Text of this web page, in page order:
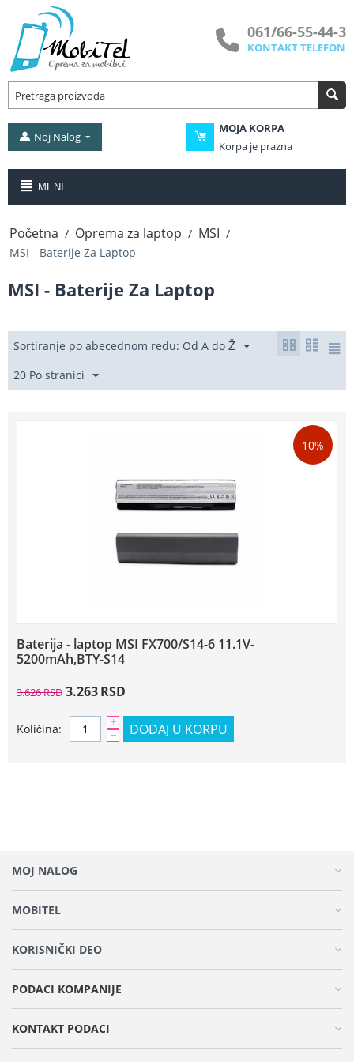
061/66-55-44-3
KONTAKT TELEFON
MOJA KORPA
Korpa je prazna
Noj Nalog
MENI
Početna / Oprema za laptop / MSI /
MSI - Baterije Za Laptop
MSI - Baterije Za Laptop
Sortiranje po abecednom redu: Od A do Ž
20 Po stranici
10%
Baterija - laptop MSI FX700/S14-6 11.1V-
5200mAh,BTY-S14
3.626RSD 3.263RSD
Količina: +
− DODAJ U KORPU
MOJ NALOG
MOBITEL
KORISNIČKI DEO
PODACI KOMPANIJE
KONTAKT PODACI